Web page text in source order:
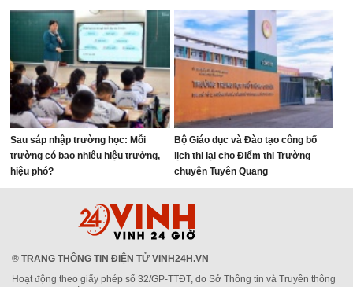
Sau sáp nhập trường học: Mỗi
trường có bao nhiêu hiệu trưởng,
hiệu phó?
Bộ Giáo dục và Đào tạo công bố
lịch thi lại cho Điểm thi Trường
chuyên Tuyên Quang
® TRANG THÔNG TIN ĐIỆN TỬ VINH24H.VN
Hoạt động theo giấy phép số 32/GP-TTĐT, do Sở Thông tin và Truyền thông